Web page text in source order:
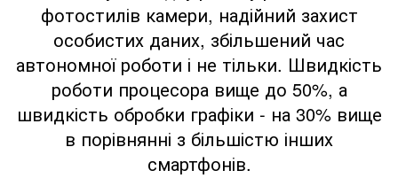
фотостилів камери, надійний захист
особистих даних, збільшений час
автономної роботи і не тільки. Швидкість
роботи процесора вище до 50%, а
швидкість обробки графіки - на 30% вище
в порівнянні з більшістю інших
смартфонів.